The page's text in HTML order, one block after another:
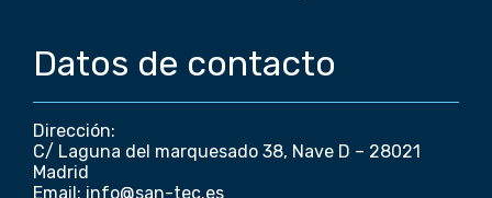
Datos de contacto
Dirección:
C/ Laguna del marquesado 38, Nave D – 28021
Madrid
Email: info@san-tec.es